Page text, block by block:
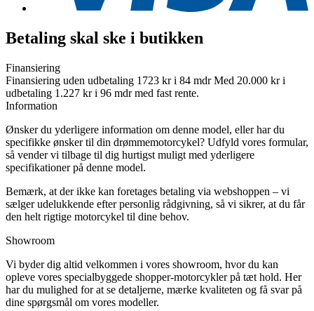
Betaling skal ske i butikken
Finansiering
Finansiering uden udbetaling 1723 kr i 84 mdr​ Med 20.000 kr i
udbetaling 1.227 kr i 96 mdr med fast rente.
Information
Ønsker du yderligere information om denne model, eller har du
specifikke ønsker til din drømmemotorcykel? Udfyld vores formular,
så vender vi tilbage til dig hurtigst muligt med yderligere
specifikationer på denne model.
Bemærk, at der ikke kan foretages betaling via webshoppen – vi
sælger udelukkende efter personlig rådgivning, så vi sikrer, at du får
den helt rigtige motorcykel til dine behov.
Showroom
Vi byder dig altid velkommen i vores showroom, hvor du kan
opleve vores specialbyggede shopper-motorcykler på tæt hold. Her
har du mulighed for at se detaljerne, mærke kvaliteten og få svar på
dine spørgsmål om vores modeller.